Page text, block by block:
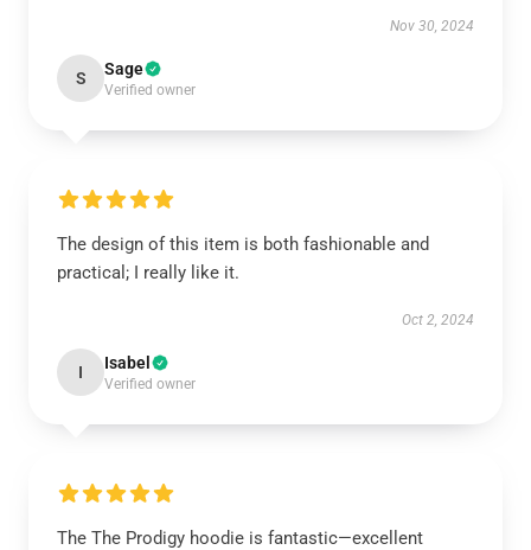
Nov 30, 2024
S Sage
Verified owner
The design of this item is both fashionable and
practical; I really like it.
Oct 2, 2024
I Isabel
Verified owner
The The Prodigy hoodie is fantastic—excellent